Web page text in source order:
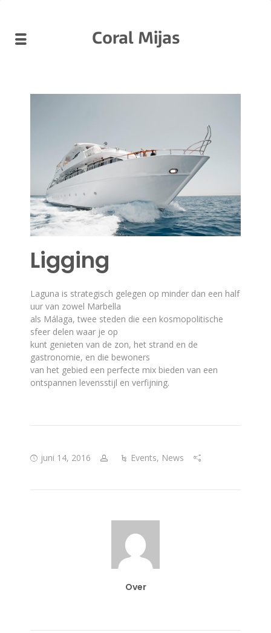
Coral Mijas
Ligging
Laguna is strategisch gelegen op minder dan een half
uur van zowel Marbella
als Málaga, twee steden die een kosmopolitische
sfeer delen waar je op
kunt genieten van de zon, het strand en de
gastronomie, en die bewoners
van het gebied een perfecte mix bieden van een
ontspannen levensstijl en verfijning.
juni 14, 2016 Events, News
Over